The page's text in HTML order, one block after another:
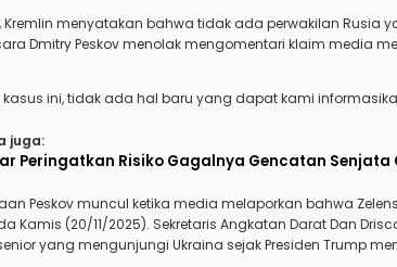
Kremlin menyatakan bahwa tidak ada perwakilan Rusia
Dmitry Peskov menolak mengomentari klaim media
kasus ini, tidak ada hal baru yang dapat kami
juga:
Peringatkan Risiko Gagalnya Gencatan Senjata
Peskov muncul ketika media melaporkan bahwa
Kamis (20/11/2025). Sekretaris Angkatan Darat Dan
yang mengunjungi Ukraina sejak Presiden Trump